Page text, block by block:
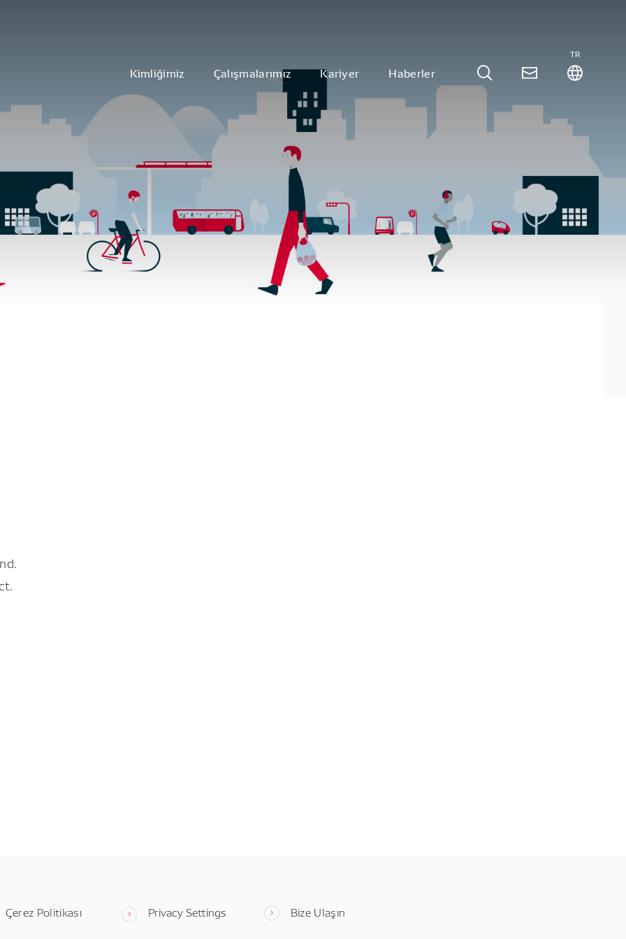
Kimliğimiz Çalışmalarımız Kariyer Haberler
TR
Çerez Politikası Privacy Settings Bize Ulaşın